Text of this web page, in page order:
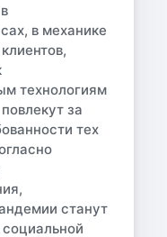
в механике
технологиям
за
тех
станут